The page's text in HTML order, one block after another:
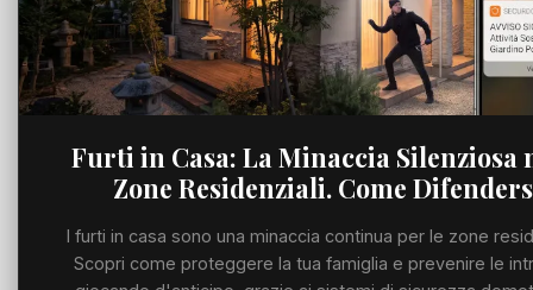
Viabilità
Utilità
Meteo
Eventi
Furti in Casa: La Minaccia Silenziosa
Zone Residenziali. Come
I furti in casa sono una minaccia continua per le zone
Scopri come proteggere la tua famiglia e prevenire le
Precedente